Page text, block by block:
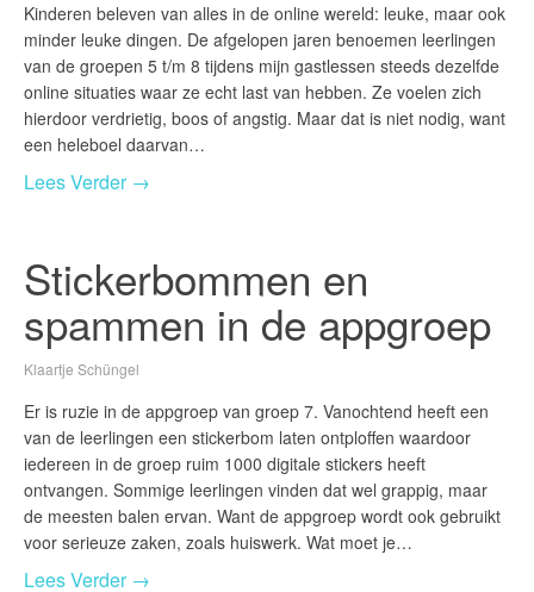
Kinderen beleven van alles in de online wereld: leuke, maar ook
minder leuke dingen. De afgelopen jaren benoemen leerlingen
van de groepen 5 t/m 8 tijdens mijn gastlessen steeds dezelfde
online situaties waar ze echt last van hebben. Ze voelen zich
hierdoor verdrietig, boos of angstig. Maar dat is niet nodig, want
een heleboel daarvan…
Lees Verder →
Stickerbommen en
spammen in de appgroep
Klaartje Schüngel
Er is ruzie in de appgroep van groep 7. Vanochtend heeft een
van de leerlingen een stickerbom laten ontploffen waardoor
iedereen in de groep ruim 1000 digitale stickers heeft
ontvangen. Sommige leerlingen vinden dat wel grappig, maar
de meesten balen ervan. Want de appgroep wordt ook gebruikt
voor serieuze zaken, zoals huiswerk. Wat moet je…
Lees Verder →